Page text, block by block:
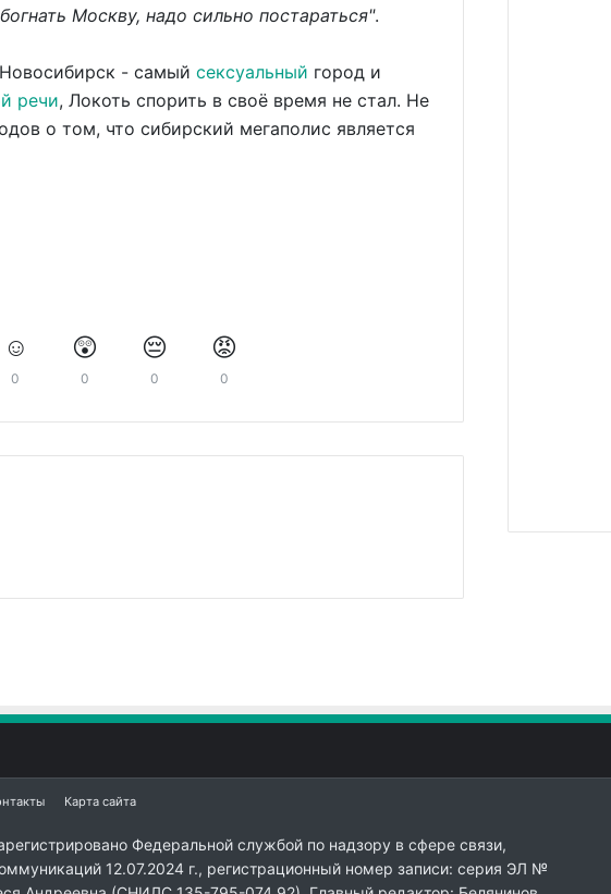
Москву, надо сильно постараться".
- самый сексуальный город и
речи, Локоть спорить в своё время не стал. Не
о том, что сибирский мегаполис является
☺️
0
😲
0
😔
0
😡
0
Карта сайта
Федеральной службой по надзору в сфере связи,
12.07.2024 г., регистрационный номер записи: серия ЭЛ №